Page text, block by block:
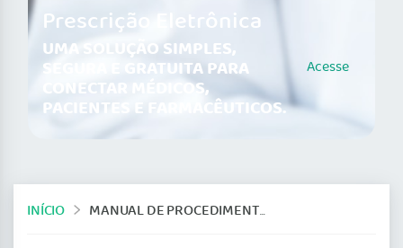
Prescrição Eletrônica
UMA SOLUÇÃO SIMPLES,
SEGURA E GRATUITA PARA
CONECTAR MÉDICOS,
PACIENTES E FARMACÊUTICOS.
Acesse
INÍCIO MANUAL DE PROCEDIMENTOS ADMINISTRATIVOS PF/PJ